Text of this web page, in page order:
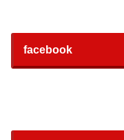
facebook